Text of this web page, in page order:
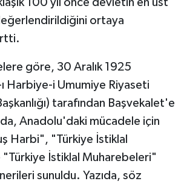
100 yıl önce devletin en üst
ortaya
göre, 30 Aralık 1925
Harbiye-i Umumiye Riyaseti
tarafından Başvekalet'e
Anadolu'daki mücadele için
Harbi", "Türkiye İstiklal
İstiklal Muharebeleri"
sunuldu. Yazıda, söz